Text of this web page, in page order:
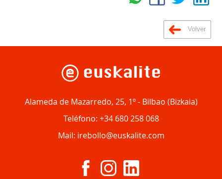
Volver
Alameda de Mazarredo, 25, 1º- Bilbao (Bizkaia)
Teléfono: +34 680 258 068
Mail: irebollo@euskalite.com